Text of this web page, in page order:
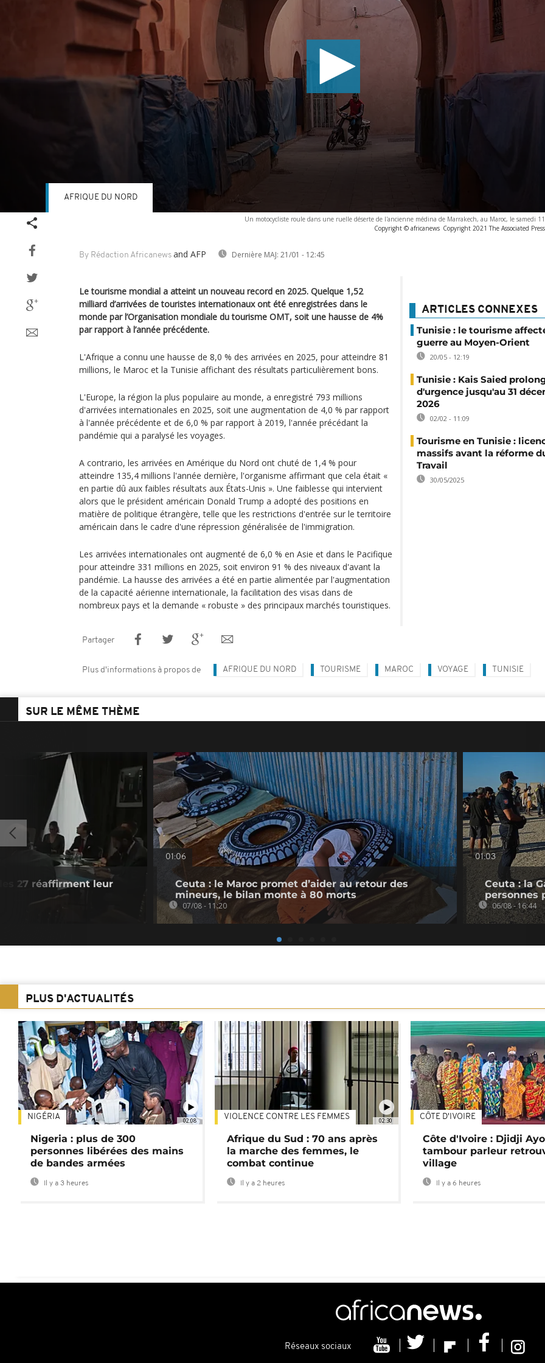
Un motocycliste roule dans une ruelle déserte de l'ancienne médina de Marrakech, au Maroc, le samedi
Copyright © africanews Copyright 2021 The Associated
By Rédaction Africanews and AFP Dernière MAJ: 21/01 - 12:45
AFRIQUE DU NORD
Le tourisme mondial a atteint un nouveau record en 2025. Quelque 1,52
milliard d’arrivées de touristes internationaux ont été enregistrées dans le
monde par l’Organisation mondiale du tourisme OMT, soit une hausse de 4%
par rapport à l’année précédente.
L'Afrique a connu une hausse de 8,0 % des arrivées en 2025, pour atteindre 81
millions, le Maroc et la Tunisie affichant des résultats particulièrement bons.
L'Europe, la région la plus populaire au monde, a enregistré 793 millions
d'arrivées internationales en 2025, soit une augmentation de 4,0 % par rapport
à l'année précédente et de 6,0 % par rapport à 2019, l'année précédant la
pandémie qui a paralysé les voyages.
A contrario, les arrivées en Amérique du Nord ont chuté de 1,4 % pour
atteindre 135,4 millions l'année dernière, l'organisme affirmant que cela était «
en partie dû aux faibles résultats aux États-Unis ». Une faiblesse qui intervient
alors que le président américain Donald Trump a adopté des positions en
matière de politique étrangère, telle que les restrictions d'entrée sur le territoire
américain dans le cadre d'une répression généralisée de l'immigration.
Les arrivées internationales ont augmenté de 6,0 % en Asie et dans le Pacifique
pour atteindre 331 millions en 2025, soit environ 91 % des niveaux d'avant la
pandémie. La hausse des arrivées a été en partie alimentée par l'augmentation
de la capacité aérienne internationale, la facilitation des visas dans de
nombreux pays et la demande « robuste » des principaux marchés touristiques.
ARTICLES CONNEXES
Tunisie : le tourisme
guerre au Moyen-Orient
20/05 - 12:19
Tunisie : Kais Saied
d'urgence jusqu'au 31
2026
02/02 - 11:09
Tourisme en Tunisie :
massifs avant la réforme
Travail
30/05/2025
Partager
Plus d'informations à propos de AFRIQUE DU NORD TOURISME MAROC VOYAGE TUNISIE
SUR LE MÊME THÈME
27 réaffirment leur
01:06
Ceuta : le Maroc promet d’aider au retour des
mineurs, le bilan monte à 80 morts
07/08 - 11:20
01:03
Ceuta : la
personnes
06/08 - 16:44
PLUS D'ACTUALITÉS
02:08
NIGÉRIA
Nigeria : plus de 300
personnes libérées des mains
de bandes armées
Il y a 3 heures
02:30
VIOLENCE CONTRE LES FEMMES
Afrique du Sud : 70 ans après
la marche des femmes, le
combat continue
Il y a 2 heures
CÔTE D'IVOIRE
Côte d'Ivoire : Djidji
tambour parleur
village
Il y a 6 heures
Réseaux sociaux